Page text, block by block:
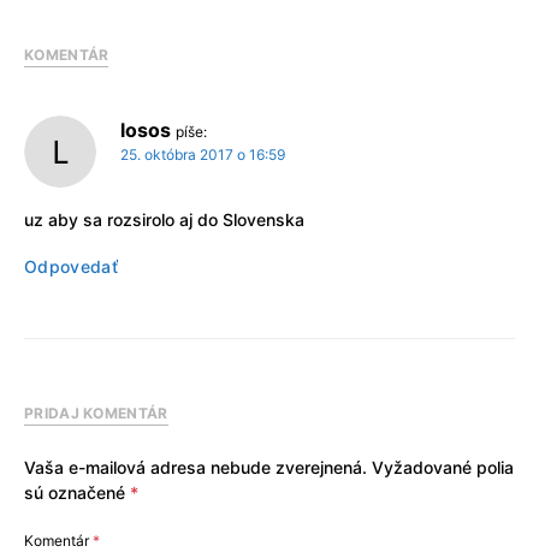
KOMENTÁR
losos píše:
25. októbra 2017 o 16:59
uz aby sa rozsirolo aj do Slovenska
Odpovedať
PRIDAJ KOMENTÁR
Vaša e-mailová adresa nebude zverejnená. Vyžadované polia
sú označené *
Komentár*